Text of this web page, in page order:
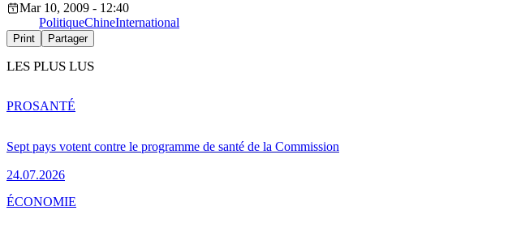
Mar 10, 2009 - 12:40
PolitiqueChineInternational
Print Partager
LES PLUS LUS
Sept pays votent contre le programme de santé de la Commission
24.07.2026
PROSANTÉ
ÉCONOMIE